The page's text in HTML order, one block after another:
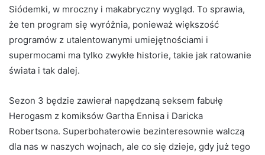
Siódemki, w mroczny i makabryczny wygląd. To sprawia,
że ​​ten program się wyróżnia, ponieważ większość
programów z utalentowanymi umiejętnościami i
supermocami ma tylko zwykłe historie, takie jak ratowanie
świata i tak dalej.
Sezon 3 będzie zawierał napędzaną seksem fabułę
Herogasm z komiksów Gartha Ennisa i Daricka
Robertsona. Superbohaterowie bezinteresownie walczą
dla nas w naszych wojnach, ale co się dzieje, gdy już tego